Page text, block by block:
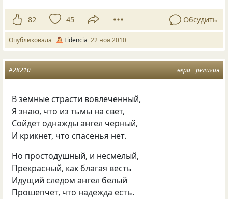
82 45 Обсудить
Опубликовала Lidencia 22 ноя 2010
вера религия
#28210
В земные страсти вовлеченный,
Я знаю, что из тьмы на свет,
Сойдет однажды ангел черный,
И крикнет, что спасенья нет.
Но простодушный, и несмелый,
Прекрасный, как благая весть
Идущий следом ангел белый
Прошепчет, что надежда есть.